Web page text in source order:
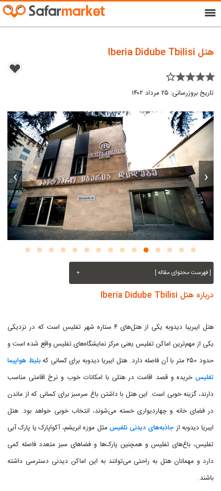
menu
هتل Iberia Didube Tbilisi
star_border star star star star
تاریخ بروزرسانی: ۲۵ مرداد ۱۴۰۲
‹
›
[ فهرست محتوای مقاله ] +
درباره هتل Iberia Didube Tbilisi
هتل ایبریبا دیدوبه یکی از هتل‌های ۴ ستاره شهر تفلیس است که در نزدیکی
یکی از مهم‌ترین اماکن تفلیس یعنی مرکز نمایشگاه‌های تفلیس واقع شده است و
حدود ۲۵۰ متر با آن فاصله دارد. هتل ایبریا دیدوبه برای کسانی که
بلیط هواپیما
تفلیس خریده و قصد اقامت در هتلی با امکانات خوب و نرخ اقامتی مناسب
دارند، گزینه خوبی است. این هتل با داشتن باغ سرسبز برای کسانی که از ماندن
در فضای خانه و چهاردیواری خسته می‌شوند، انتخاب خوبی خواهد بود. هتل
ایبریا دیدوبه از جاذبه‌های دیدنی تلفیسمثل موزه ابریشم، آکواپارک یا پارک آبی
تفلیس، باغ‌های تفلیس و همچنین پارک‌ها و فضاهای سبز متعدد فاصله کمی
دارد و مهمانان هتل به راحتی می‌توانند به این اماکن دیدنی دسترسی داشته
باشند.